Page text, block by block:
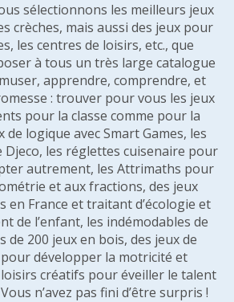
sélectionnons les meilleurs jeux
crèches, mais aussi des jeux pour
les centres de loisirs, etc., que
à tous un très large catalogue
apprendre, comprendre, et
: trouver pour vous les jeux
pour la classe comme pour la
de logique avec Smart Games, les
Djeco, les réglettes cuisenaire pour
autrement, les Attrimaths pour
et aux fractions, des jeux
en France et traitant d’écologie et
de l’enfant, les indémodables de
de 200 jeux en bois, des jeux de
développer la motricité et
loisirs créatifs pour éveiller le talent
n’avez pas fini d’être surpris !